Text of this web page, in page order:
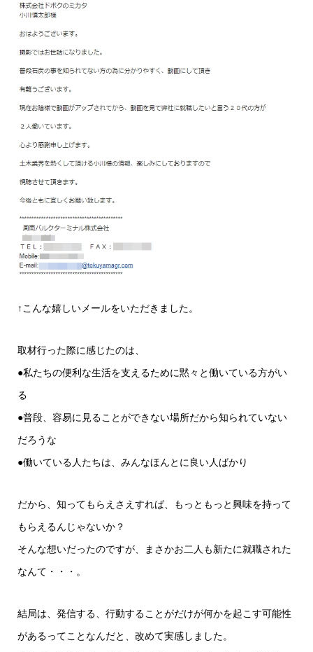
↑こんな嬉しいメールをいただきました。
取材行った際に感じたのは、
●私たちの便利な生活を支えるために黙々と働いている方がい
る
●普段、容易に見ることができない場所だから知られていない
だろうな
●働いている人たちは、みんなほんとに良い人ばかり
だから、知ってもらえさえすれば、もっともっと興味を持って
もらえるんじゃないか？
そんな想いだったのですが、まさかお二人も新たに就職された
なんて・・・。
結局は、発信する、行動することがだけが何かを起こす可能性
があるってことなんだと、改めて実感しました。